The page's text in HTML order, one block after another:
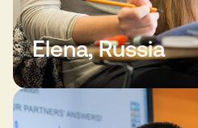
Elena, Russia